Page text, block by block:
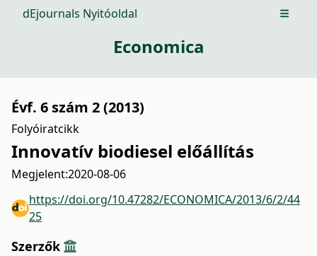
dEjournals Nyitóoldal Open
Economica
Évf. 6 szám 2 (2013)
Folyóiratcikk
Innovatív biodiesel előállítás
Megjelent:2020-08-06
https://doi.org/10.47282/ECONOMICA/2013/6/2/44
25
Szerzők